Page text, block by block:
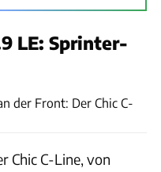
LE: Sprinter-
der Front: Der Chic C-
Chic C-Line, von